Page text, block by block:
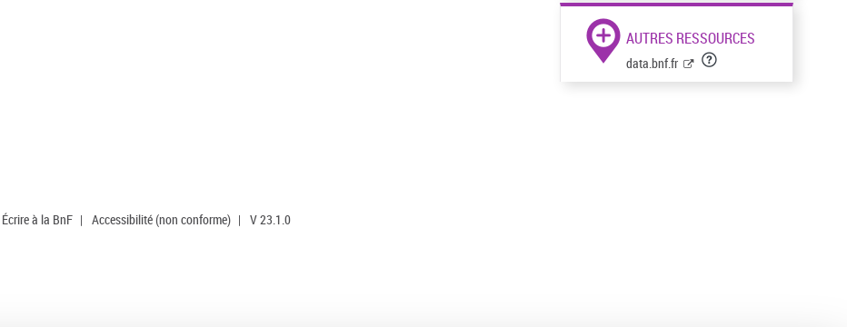
AUTRES RESSOURCES
data.bnf.fr
Écrire à la BnF | Accessibilité (non conforme) | V 23.1.0